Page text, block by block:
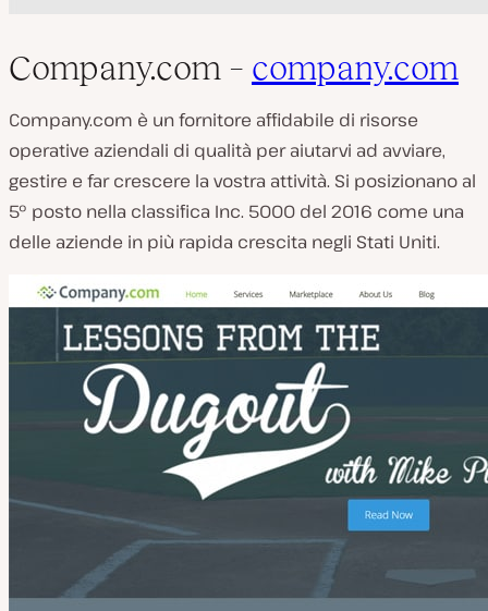
Company.com – company.com
Company.com è un fornitore affidabile di risorse
operative aziendali di qualità per aiutarvi ad avviare,
gestire e far crescere la vostra attività. Si posizionano al
5° posto nella classifica Inc. 5000 del 2016 come una
delle aziende in più rapida crescita negli Stati Uniti.